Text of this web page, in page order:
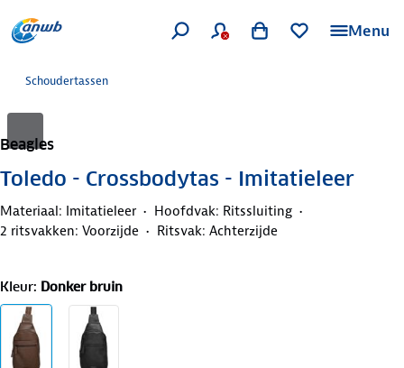
Menu
Schoudertassen
Beagles
Toledo - Crossbodytas - Imitatieleer
Materiaal: Imitatieleer
Hoofdvak: Ritssluiting
2 ritsvakken: Voorzijde
Ritsvak: Achterzijde
Kleur: Donker bruin